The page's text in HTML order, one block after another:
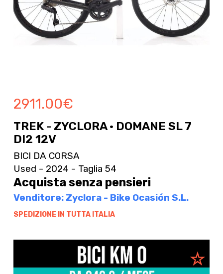
2911.00€
TREK - ZYCLORA · DOMANE SL 7
DI2 12V
BICI DA CORSA
Used - 2024 - Taglia 54
Acquista senza pensieri
Venditore: Zyclora - Bike Ocasión S.L.
SPEDIZIONE IN TUTTA ITALIA